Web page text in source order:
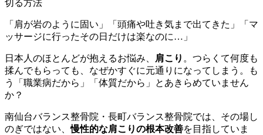
「肩が岩のように固い」「頭痛や吐き気まで出てきた」「マ
ッサージに行ったその日だけは楽なのに…」
日本人のほとんどが抱えるお悩み、 肩こり 。つらくて何度も
揉んでもらっても、なぜかすぐに元通りになってしまう。も
う「職業病だから」「体質だから」とあきらめていません
か？
南仙台バランス整骨院・長町バランス整骨院では、その場し
のぎではない、慢性的な肩こりの根本改善を目指していま